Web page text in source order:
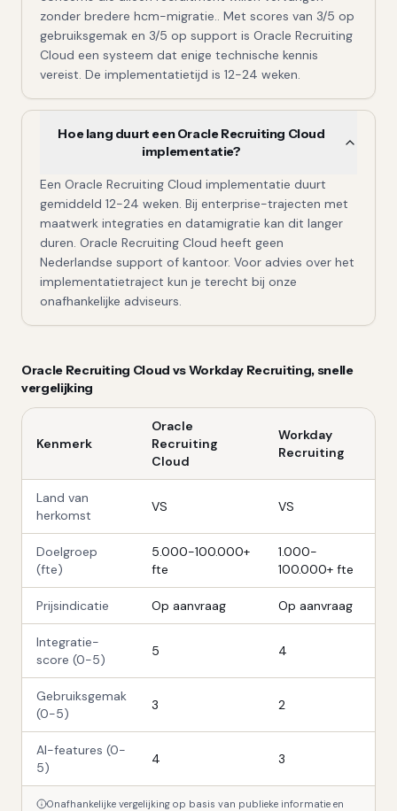
zonder bredere hcm-migratie.. Met scores van 3/5 op
gebruiksgemak en 3/5 op support is Oracle Recruiting
Cloud een systeem dat enige technische kennis
vereist. De implementatietijd is 12-24 weken.
Hoe lang duurt een Oracle Recruiting Cloud
implementatie?
Een Oracle Recruiting Cloud implementatie duurt
gemiddeld 12-24 weken. Bij enterprise-trajecten met
maatwerk integraties en datamigratie kan dit langer
duren. Oracle Recruiting Cloud heeft geen
Nederlandse support of kantoor. Voor advies over het
implementatietraject kun je terecht bij onze
onafhankelijke adviseurs.
Oracle Recruiting Cloud vsWorkday Recruiting, snelle
vergelijking
Kenmerk
Oracle
Recruiting
Cloud
Workday
Recruiting
Land van
herkomst
VS VS
Doelgroep
(fte)
5.000-100.000+
fte
1.000-
100.000+ fte
Prijsindicatie Op aanvraag Op aanvraag
Integratie-
score (0-5)
5 4
Gebruiksgemak
(0-5)
3 2
AI-features (0-
5)
4 3
Onafhankelijke vergelijking op basis van publieke informatie en